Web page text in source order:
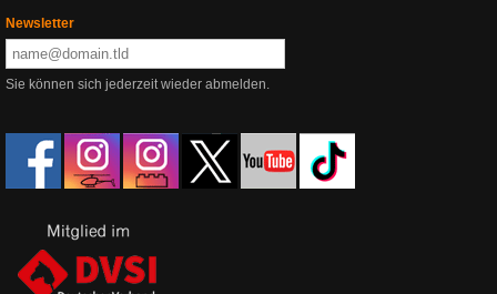
Newsletter
Sie können sich jederzeit wieder abmelden.